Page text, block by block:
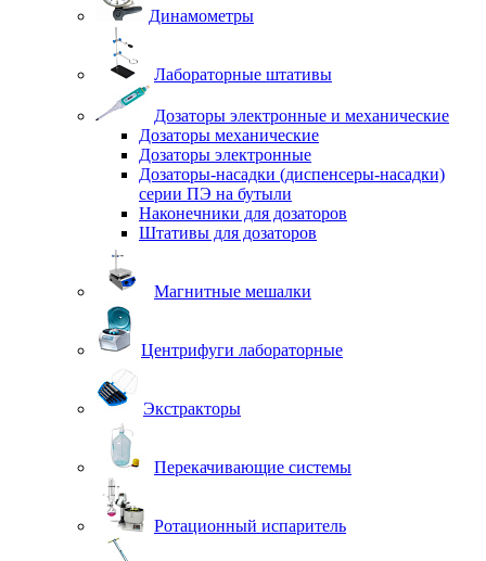
Динамометры
Лабораторные штативы
Дозаторы электронные и механические
Дозаторы механические
Дозаторы электронные
Дозаторы-насадки (диспенсеры-насадки)
серии ПЭ на бутыли
Наконечники для дозаторов
Штативы для дозаторов
Магнитные мешалки
Центрифуги лабораторные
Экстракторы
Перекачивающие системы
Ротационный испаритель